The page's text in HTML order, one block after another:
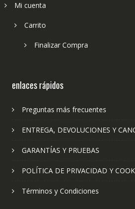
Mi cuenta
Carrito
Finalizar Compra
enlaces rápidos
Preguntas más frecuentes
ENTREGA, DEVOLUCIONES Y
GARANTÍAS Y PRUEBAS
POLÍTICA DE PRIVACIDAD Y
Términos y Condiciones